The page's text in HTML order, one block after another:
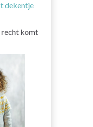
dekentje
recht komt